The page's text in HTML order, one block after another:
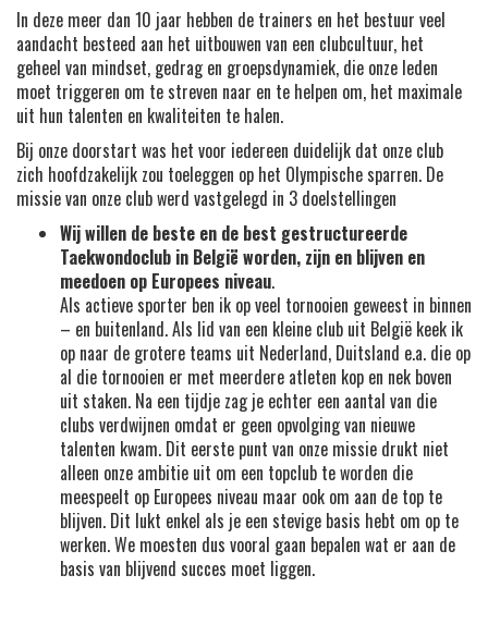
In deze meer dan 10 jaar hebben de trainers en het bestuur veel
aandacht besteed aan het uitbouwen van een clubcultuur, het
geheel van mindset, gedrag en groepsdynamiek, die onze leden
moet triggeren om te streven naar en te helpen om, het maximale
uit hun talenten en kwaliteiten te halen.
Bij onze doorstart was het voor iedereen duidelijk dat onze club
zich hoofdzakelijk zou toeleggen op het Olympische sparren. De
missie van onze club werd vastgelegd in 3 doelstellingen
Wij willen de beste en de best gestructureerde
Taekwondoclub in België worden, zijn en blijven en
meedoen op Europees niveau.
Als actieve sporter ben ik op veel tornooien geweest in binnen
– en buitenland. Als lid van een kleine club uit België keek ik
op naar de grotere teams uit Nederland, Duitsland e.a. die op
al die tornooien er met meerdere atleten kop en nek boven
uit staken. Na een tijdje zag je echter een aantal van die
clubs verdwijnen omdat er geen opvolging van nieuwe
talenten kwam. Dit eerste punt van onze missie drukt niet
alleen onze ambitie uit om een topclub te worden die
meespeelt op Europees niveau maar ook om aan de top te
blijven. Dit lukt enkel als je een stevige basis hebt om op te
werken. We moesten dus vooral gaan bepalen wat er aan de
basis van blijvend succes moet liggen.